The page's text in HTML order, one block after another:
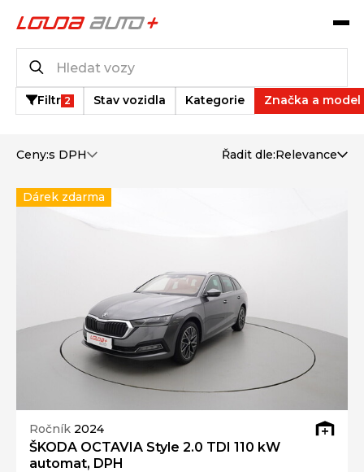
Filtr 2 Stav vozidla Kategorie Značka a model
Ceny:s DPH Řadit dle:Relevance
Ročník 2024
ŠKODA OCTAVIA Style 2.0 TDI 110 kW
automat, DPH
Dárek zdarma